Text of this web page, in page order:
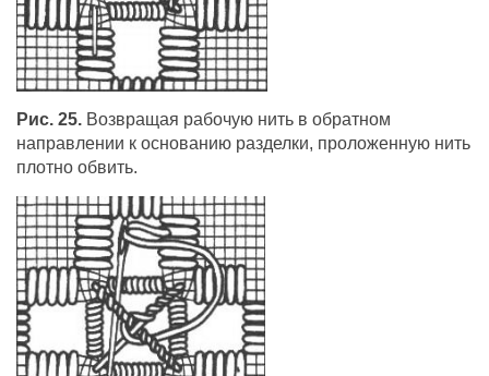
Рис. 25. Возвращая рабочую нить в обратном
направлении к основанию разделки, проложенную нить
плотно обвить.